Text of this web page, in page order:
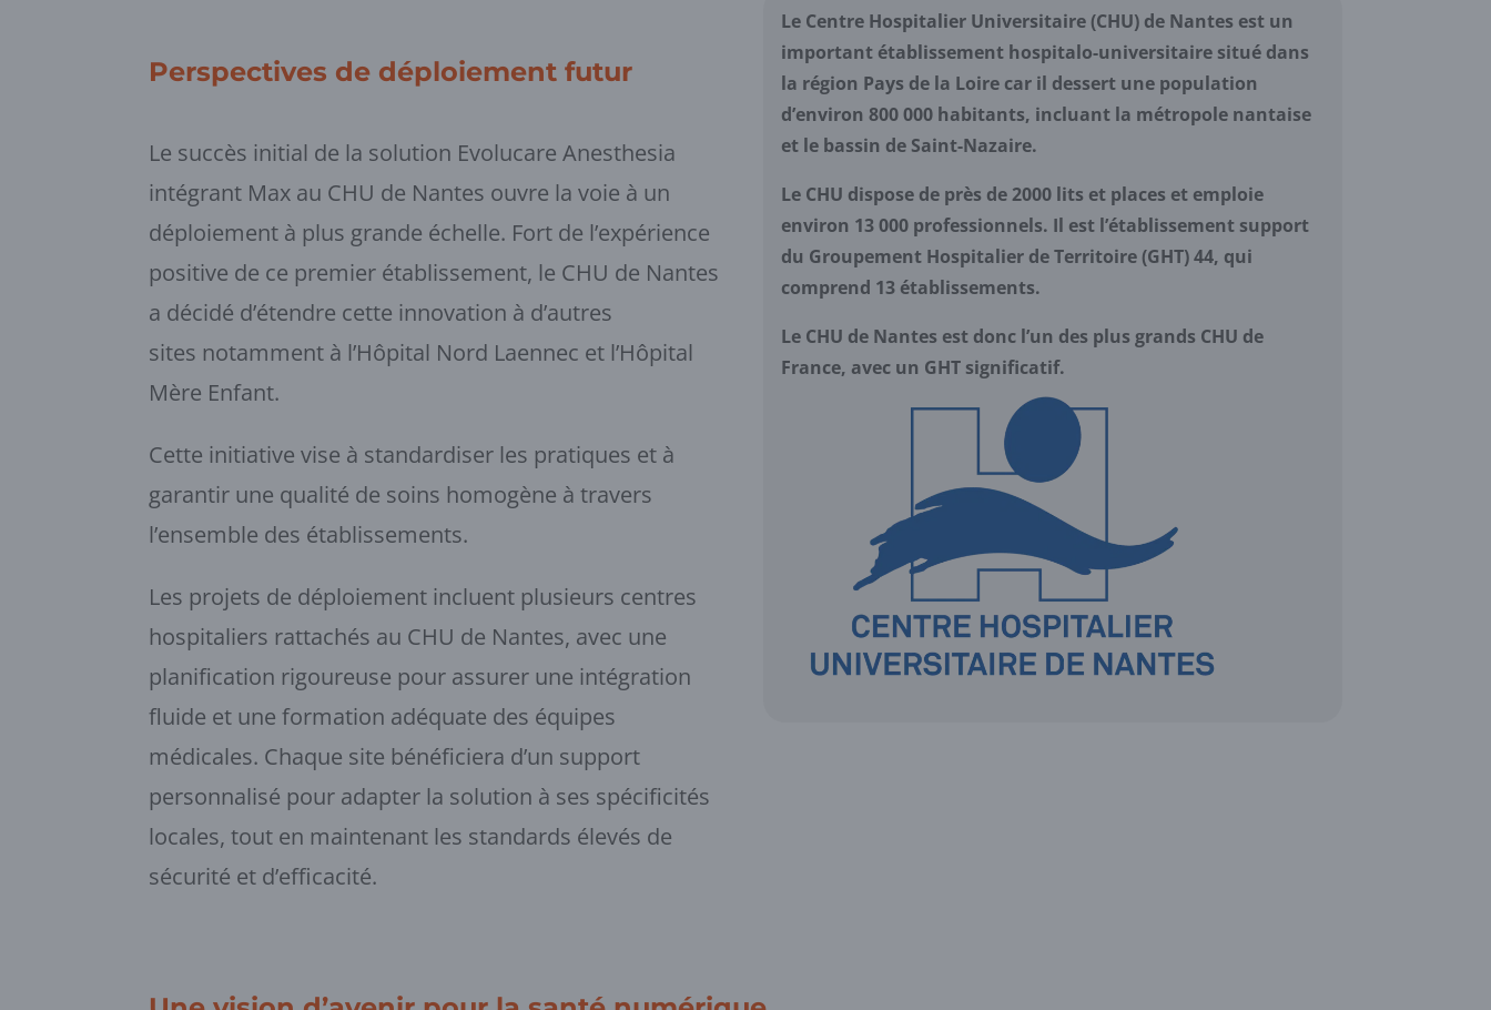
Perspectives de déploiement futur
Le succès initial de la solution Evolucare Anesthesia
intégrant Max au CHU de Nantes ouvre la voie à un
déploiement à plus grande échelle. Fort de l’expérience
positive de ce premier établissement, le CHU de Nantes
a décidé d’étendre cette innovation à d’autres
sites notamment à l’Hôpital Nord Laennec et l’Hôpital
Mère Enfant.
Cette initiative vise à standardiser les pratiques et à
garantir une qualité de soins homogène à travers
l’ensemble des établissements.
Les projets de déploiement incluent plusieurs centres
hospitaliers rattachés au CHU de Nantes, avec une
planification rigoureuse pour assurer une intégration
fluide et une formation adéquate des équipes
médicales. Chaque site bénéficiera d’un support
personnalisé pour adapter la solution à ses spécificités
locales, tout en maintenant les standards élevés de
sécurité et d’efficacité.
Le Centre Hospitalier Universitaire (CHU) de Nantes est un
important établissement hospitalo-universitaire situé dans
la région Pays de la Loire car il dessert une population
d’environ 800 000 habitants, incluant la métropole nantaise
et le bassin de Saint-Nazaire.
Le CHU dispose de près de 2000 lits et places et emploie
environ 13 000 professionnels. Il est l’établissement support
du Groupement Hospitalier de Territoire (GHT) 44, qui
comprend 13 établissements.
Le CHU de Nantes est donc l’un des plus grands CHU de
France, avec un GHT significatif.